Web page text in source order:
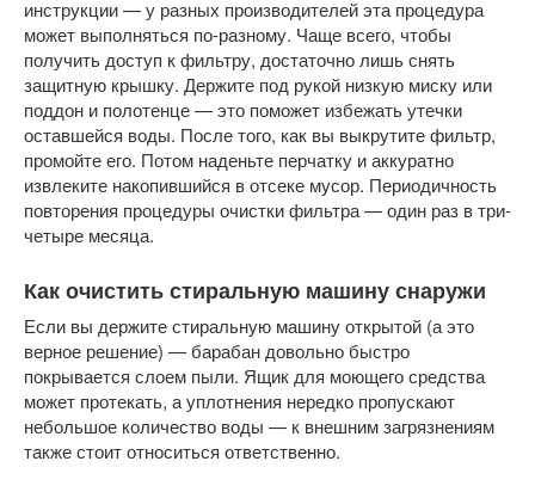
инструкции — у разных производителей эта процедура
может выполняться по-разному. Чаще всего, чтобы
получить доступ к фильтру, достаточно лишь снять
защитную крышку. Держите под рукой низкую миску или
поддон и полотенце — это поможет избежать утечки
оставшейся воды. После того, как вы выкрутите фильтр,
промойте его. Потом наденьте перчатку и аккуратно
извлеките накопившийся в отсеке мусор. Периодичность
повторения процедуры очистки фильтра — один раз в три-
четыре месяца.
Как очистить стиральную машину снаружи
Если вы держите стиральную машину открытой (а это
верное решение) — барабан довольно быстро
покрывается слоем пыли. Ящик для моющего средства
может протекать, а уплотнения нередко пропускают
небольшое количество воды — к внешним загрязнениям
также стоит относиться ответственно.